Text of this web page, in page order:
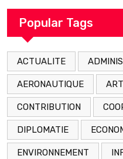
Popular Tags
ACTUALITE
AERONAUTIQUE
CONTRIBUTION
DIPLOMATIE
ENVIRONNEMENT